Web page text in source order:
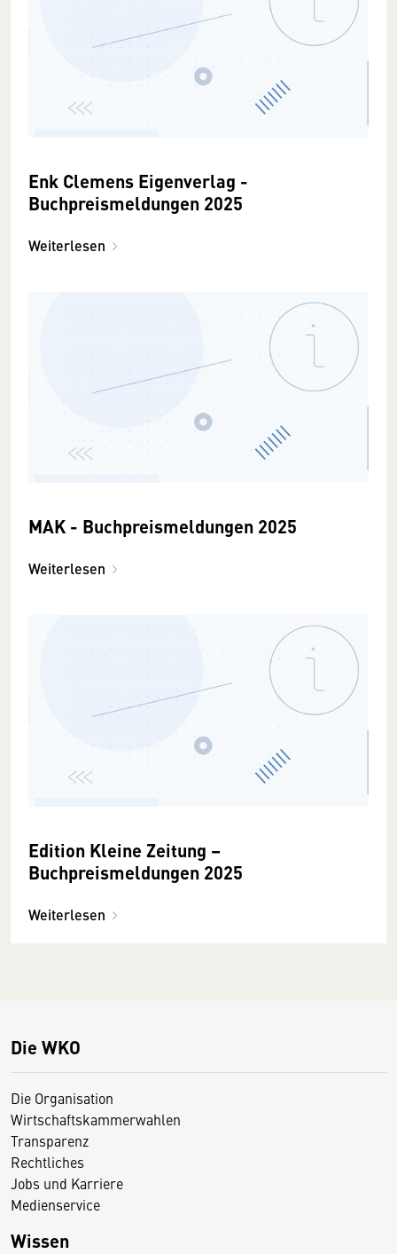
Enk Clemens Eigenverlag -
Buchpreismeldungen 2025
Weiterlesen
MAK - Buchpreismeldungen 2025
Weiterlesen
Edition Kleine Zeitung –
Buchpreismeldungen 2025
Weiterlesen
Die WKO
Die Organisation
Wirtschaftskammerwahlen
Transparenz
Rechtliches
Jobs und Karriere
Medienservice
Wissen